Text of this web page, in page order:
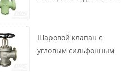
привод с коробкой
передач
Шаровой клапан с
угловым сильфонным